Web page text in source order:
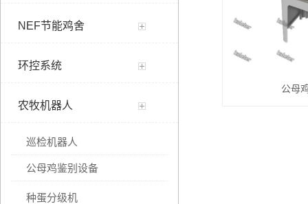
NEF节能鸡舍
环控系统
农牧机器人
巡检机器人
公母鸡鉴别设备
种蛋分级机
公母